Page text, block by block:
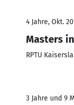
4 Jahre, Okt.
Masters
RPTU
3 Jahre und 9